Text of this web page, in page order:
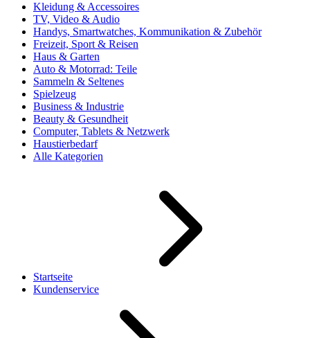
Kleidung & Accessoires
TV, Video & Audio
Handys, Smartwatches, Kommunikation & Zubehör
Freizeit, Sport & Reisen
Haus & Garten
Auto & Motorrad: Teile
Sammeln & Seltenes
Spielzeug
Business & Industrie
Beauty & Gesundheit
Computer, Tablets & Netzwerk
Haustierbedarf
Alle Kategorien
Startseite
Kundenservice